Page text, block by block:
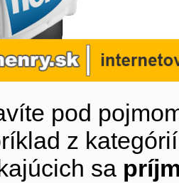
pod
z
sa